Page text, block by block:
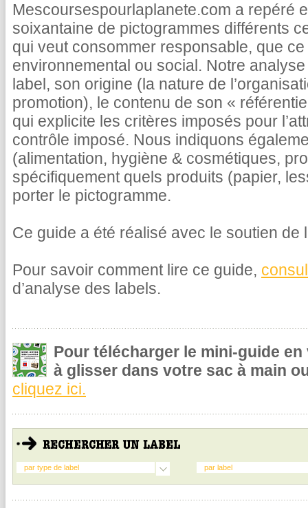
Mescoursespourlaplanete.com a repéré
soixantaine de pictogrammes différents
qui veut consommer responsable, que ce
environnemental ou social. Notre
label, son origine (la nature de
promotion), le contenu de son «
qui explicite les critères imposés pour
contrôle imposé. Nous indiquons
(alimentation, hygiène & cosmétiques,
spécifiquement quels produits (papier,
porter le pictogramme.
Ce guide a été réalisé avec le soutien de
Pour savoir comment lire ce guide,
d’analyse des labels.
Pour télécharger le mini-guide
à glisser dans votre sac à main
cliquez ici.
par type de label par label